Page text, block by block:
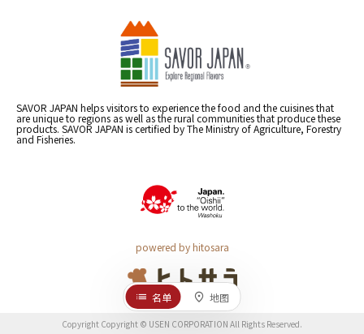
SAVOR JAPAN helps visitors to experience the food and the cuisines that
are unique to regions as well as the rural communities that produce these
products. SAVOR JAPAN is certified by The Ministry of Agriculture, Forestry
and Fisheries.
powered by hitosara
名单 地图
Copyright Copyright © USEN CORPORATION All Rights Reserved.